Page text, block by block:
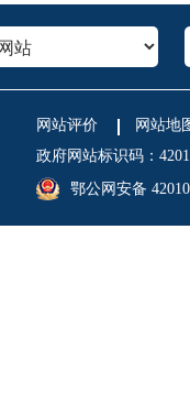
网站评价
网站地
政府网站标识码：
鄂公网安备